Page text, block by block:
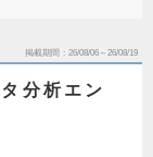
掲載期間 26/08/06～26/08/19
分析エン